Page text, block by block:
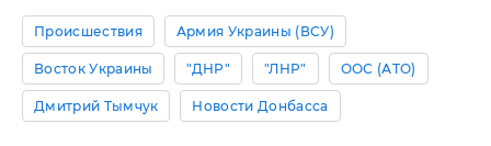
Происшествия Армия Украины (ВСУ)
Восток Украины "ДНР" "ЛНР" ООС (АТО)
Дмитрий Тымчук Новости Донбасса